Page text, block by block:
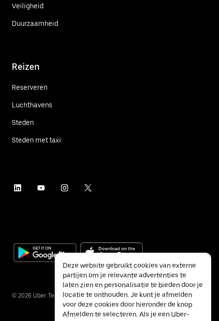
Veiligheid
Duurzaamheid
Reizen
Reserveren
Luchthavens
Steden
Steden met taxi
© 2026 Uber Technologies Inc.
Deze website gebruikt cookies van externe
partijen om je relevante advertenties te
laten zien en personalisatie te bieden door je
locatie te onthouden. Je kunt je afmelden
voor deze cookies door hieronder de knop
Afmelden te selecteren. Als je een Uber-